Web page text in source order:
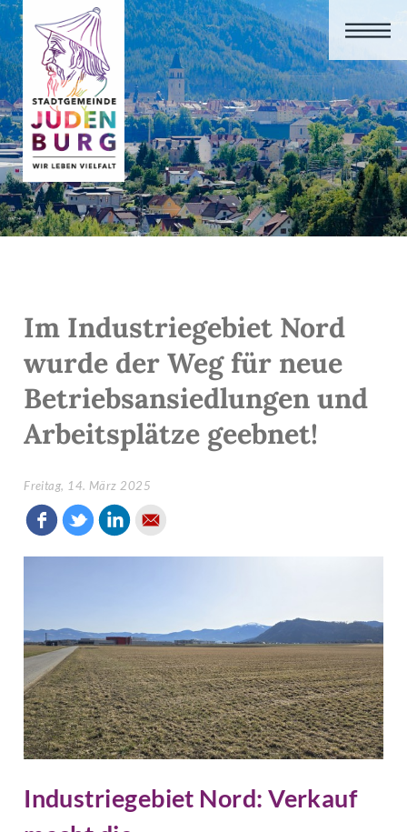
Im Industriegebiet Nord
wurde der Weg für neue
Betriebsansiedlungen und
Arbeitsplätze geebnet!
Freitag, 14. März 2025
Industriegebiet Nord: Verkauf